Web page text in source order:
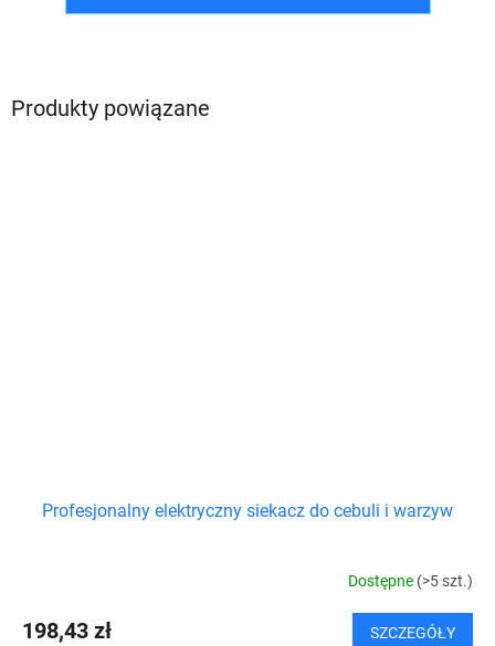
Produkty powiązane
Profesjonalny elektryczny siekacz do cebuli i warzyw
Dostępne (>5 szt.)
198,43 zł SZCZEGÓŁY